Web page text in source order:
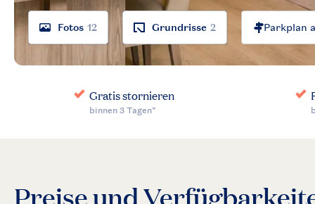
Fotos 12 Grundrisse 2
Preise und